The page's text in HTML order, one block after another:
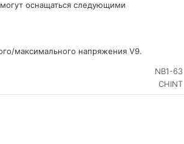
оснащаться следующими
максимального напряжения V9.
NB1-63
CHINT